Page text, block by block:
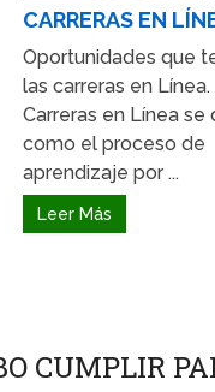
CARRERAS EN
Oportunidades que
las carreras en Línea.
Carreras en Línea se
como el proceso de
aprendizaje por ...
Leer Más
CUMPLIR